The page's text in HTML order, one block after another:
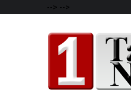
--> -->